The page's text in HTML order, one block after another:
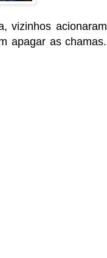
vizinhos acionaram
apagar as chamas.